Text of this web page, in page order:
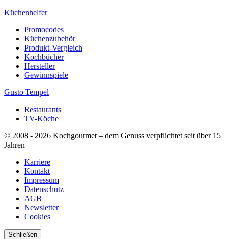
Küchenhelfer
Promocodes
Küchenzubehör
Produkt-Vergleich
Kochbücher
Hersteller
Gewinnspiele
Gusto Tempel
Restaurants
TV-Köche
© 2008 - 2026 Kochgourmet – dem Genuss verpflichtet seit über 15
Jahren
Karriere
Kontakt
Impressum
Datenschutz
AGB
Newsletter
Cookies
Schließen